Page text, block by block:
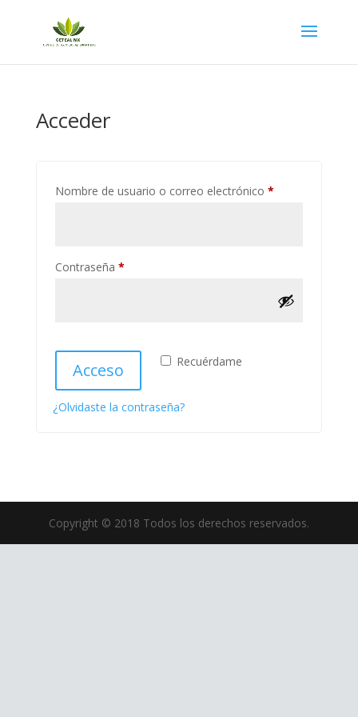
Acceder
Nombre de usuario o correo electrónico *Obligatorio
Contraseña *Obligatorio
Recuérdame
Acceso
¿Olvidaste la contraseña?
Copyright © 2018 Todos los derechos reservados.